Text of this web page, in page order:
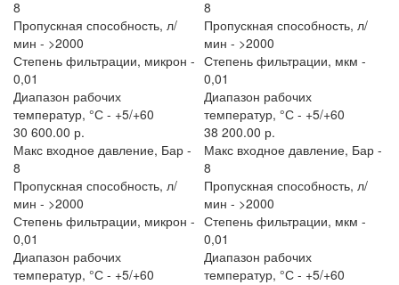
8
Пропускная способность, л/
мин - >2000
Степень фильтрации, микрон -
0,01
Диапазон рабочих
температур, °С - +5/+60
30 600.00 р.
Макс входное давление, Бар -
8
Пропускная способность, л/
мин - >2000
Степень фильтрации, микрон -
0,01
Диапазон рабочих
температур, °С - +5/+60
8
Пропускная способность, л/
мин - >2000
Степень фильтрации, мкм -
0,01
Диапазон рабочих
температур, °С - +5/+60
38 200.00 р.
Макс входное давление, Бар -
8
Пропускная способность, л/
мин - >2000
Степень фильтрации, мкм -
0,01
Диапазон рабочих
температур, °С - +5/+60